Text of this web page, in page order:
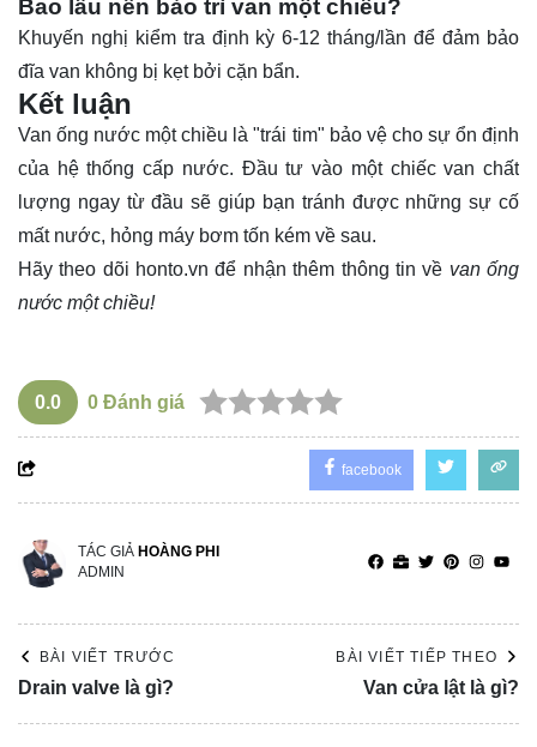
Bao lâu nên bảo trì van một chiều?
Khuyến nghị kiểm tra định kỳ 6-12 tháng/lần để đảm bảo
đĩa van không bị kẹt bởi cặn bẩn.
Kết luận
Van ống nước một chiều là "trái tim" bảo vệ cho sự ổn định
của hệ thống cấp nước. Đầu tư vào một chiếc van chất
lượng ngay từ đầu sẽ giúp bạn tránh được những sự cố
mất nước, hỏng máy bơm tốn kém về sau.
Hãy theo dõi honto.vn để nhận thêm thông tin về van ống
nước một chiều!
0.0 0 Đánh giá
facebook
TÁC GIẢ HOÀNG PHI
ADMIN
BÀI VIẾT TRƯỚC
Drain valve là gì?
BÀI VIẾT TIẾP THEO
Van cửa lật là gì?